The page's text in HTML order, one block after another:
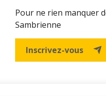
Pour ne rien manquer
Sambrienne
Inscrivez-vous